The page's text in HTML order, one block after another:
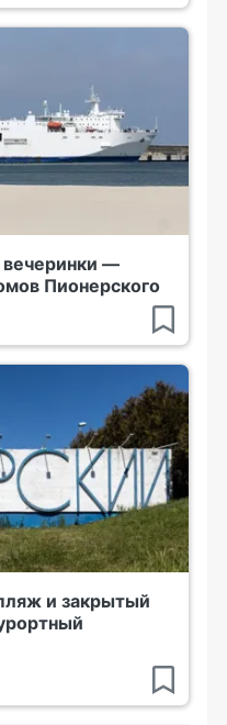
вечеринки —
Пионерского
и закрытый